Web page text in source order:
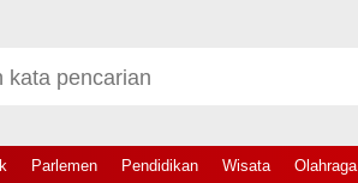
Parlemen Pendidikan Wisata Olahraga